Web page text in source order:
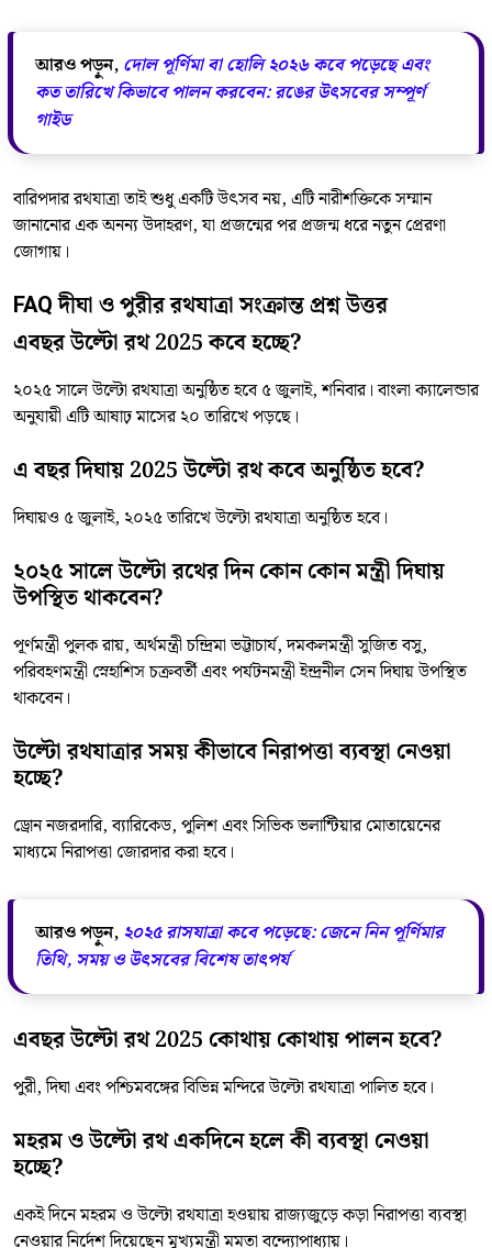
আরও পড়ুন, দোল পূর্ণিমা বা হোলি ২০২৬ কবে পড়েছে এবং
কত তারিখে কিভাবে পালন করবেন: রঙের উৎসবের সম্পূর্ণ
গাইড
বারিপদার রথযাত্রা তাই শুধু একটি উৎসব নয়, এটি নারীশক্তিকে সম্মান
জানানোর এক অনন্য উদাহরণ, যা প্রজন্মের পর প্রজন্ম ধরে নতুন প্রেরণা
জোগায়।
FAQ দীঘা ও পুরীর রথযাত্রা সংক্রান্ত প্রশ্ন উত্তর
এবছর উল্টো রথ 2025 কবে হচ্ছে?
২০২৫ সালে উল্টো রথযাত্রা অনুষ্ঠিত হবে ৫ জুলাই, শনিবার। বাংলা ক্যালেন্ডার
অনুযায়ী এটি আষাঢ় মাসের ২০ তারিখে পড়ছে।
এ বছর দিঘায় 2025 উল্টো রথ কবে অনুষ্ঠিত হবে?
দিঘায়ও ৫ জুলাই, ২০২৫ তারিখে উল্টো রথযাত্রা অনুষ্ঠিত হবে।
২০২৫ সালে উল্টো রথের দিন কোন কোন মন্ত্রী দিঘায়
উপস্থিত থাকবেন?
পূর্ণমন্ত্রী পুলক রায়, অর্থমন্ত্রী চন্দ্রিমা ভট্টাচার্য, দমকলমন্ত্রী সুজিত বসু,
পরিবহণমন্ত্রী স্নেহাশিস চক্রবর্তী এবং পর্যটনমন্ত্রী ইন্দ্রনীল সেন দিঘায় উপস্থিত
থাকবেন।
উল্টো রথযাত্রার সময় কীভাবে নিরাপত্তা ব্যবস্থা নেওয়া
হচ্ছে?
ড্রোন নজরদারি, ব্যারিকেড, পুলিশ এবং সিভিক ভলান্টিয়ার মোতায়েনের
মাধ্যমে নিরাপত্তা জোরদার করা হবে।
আরও পড়ুন, ২০২৫ রাসযাত্রা কবে পড়েছে: জেনে নিন পূর্ণিমার
তিথি, সময় ও উৎসবের বিশেষ তাৎপর্য
এবছর উল্টো রথ 2025 কোথায় কোথায় পালন হবে?
পুরী, দিঘা এবং পশ্চিমবঙ্গের বিভিন্ন মন্দিরে উল্টো রথযাত্রা পালিত হবে।
মহরম ও উল্টো রথ একদিনে হলে কী ব্যবস্থা নেওয়া
হচ্ছে?
একই দিনে মহরম ও উল্টো রথযাত্রা হওয়ায় রাজ্যজুড়ে কড়া নিরাপত্তা ব্যবস্থা
নেওয়ার নির্দেশ দিয়েছেন মুখ্যমন্ত্রী মমতা বন্দ্যোপাধ্যায়।